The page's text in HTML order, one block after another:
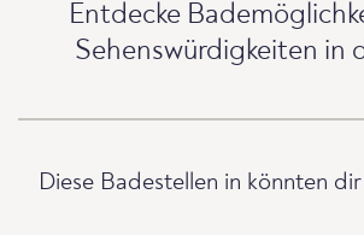
Entdecke
Sehenswürdigkeiten in
Diese Badestellen in könnten